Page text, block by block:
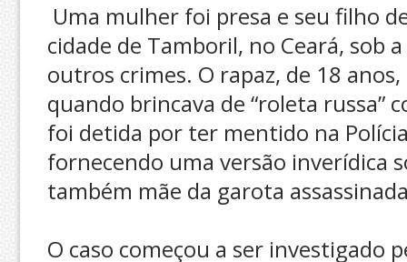
Uma mulher foi presa e seu filho
cidade de Tamboril, no Ceará, sob
outros crimes. O rapaz, de 18
quando brincava de “roleta russa”
foi detida por ter mentido na
fornecendo uma versão inverídica
também mãe da garota
O caso começou a ser investigado